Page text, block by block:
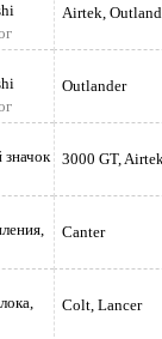
Airtek,
Outlander
3000 GT,
Canter
Colt, Lancer